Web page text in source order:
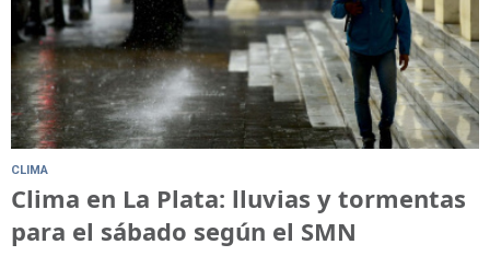
CLIMA
Clima en La Plata: lluvias y tormentas
para el sábado según el SMN